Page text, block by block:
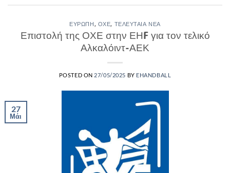
ΕΥΡΏΠΗ, ΟΧΕ, ΤΕΛΕΥΤΑΊΑ ΝΈΑ
Επιστολή της ΟΧΕ στην ΕΗF για τον τελικό
Αλκαλόιντ-ΑΕΚ
POSTED ON 27/05/2025 BY EHANDBALL
27
Μάι